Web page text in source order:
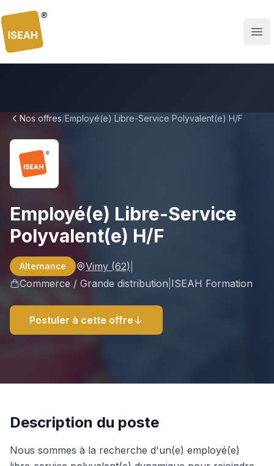
Nos offres/Employé(e) Libre-Service Polyvalent(e) H/F
Employé(e) Libre-Service
Polyvalent(e) H/F
Alternance Vimy (62)
Commerce / Grande distribution ISEAH Formation
Postuler à cette offre
Description du poste
Nous sommes à la recherche d'un(e) employé(e)